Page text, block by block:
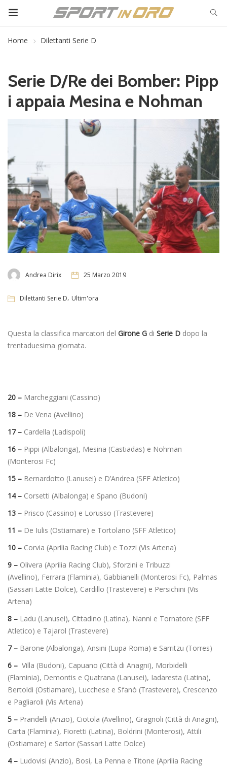
Home Dilettanti Serie D
Serie D/Re dei Bomber: Pipp
i appaia Mesina e Nohman
Andrea Dirix 25 Marzo 2019
Dilettanti Serie D, Ultim'ora
Questa la classifica marcatori del Girone G di Serie D dopo la
trentaduesima giornata.
20 – Marcheggiani (Cassino)
18 – De Vena (Avellino)
17 – Cardella (Ladispoli)
16 – Pippi (Albalonga), Mesina (Castiadas) e Nohman
(Monterosi Fc)
15 – Bernardotto (Lanusei) e D’Andrea (SFF Atletico)
14 – Corsetti (Albalonga) e Spano (Budoni)
13 – Prisco (Cassino) e Lorusso (Trastevere)
11 – De Iulis (Ostiamare) e Tortolano (SFF Atletico)
10 – Corvia (Aprilia Racing Club) e Tozzi (Vis Artena)
9 – Olivera (Aprilia Racing Club), Sforzini e Tribuzzi
(Avellino), Ferrara (Flaminia), Gabbianelli (Monterosi Fc), Palmas
(Sassari Latte Dolce), Cardillo (Trastevere) e Persichini (Vis
Artena)
8 – Ladu (Lanusei), Cittadino (Latina), Nanni e Tornatore (SFF
Atletico) e Tajarol (Trastevere)
7 – Barone (Albalonga), Ansini (Lupa Roma) e Sarritzu (Torres)
6 – Villa (Budoni), Capuano (Città di Anagni), Morbidelli
(Flaminia), Demontis e Quatrana (Lanusei), Iadaresta (Latina),
Bertoldi (Ostiamare), Lucchese e Sfanò (Trastevere), Crescenzo
e Pagliaroli (Vis Artena)
5 – Prandelli (Anzio), Ciotola (Avellino), Gragnoli (Città di Anagni),
Carta (Flaminia), Fioretti (Latina), Boldrini (Monterosi), Attili
(Ostiamare) e Sartor (Sassari Latte Dolce)
4 – Ludovisi (Anzio), Bosi, La Penna e Titone (Aprilia Racing